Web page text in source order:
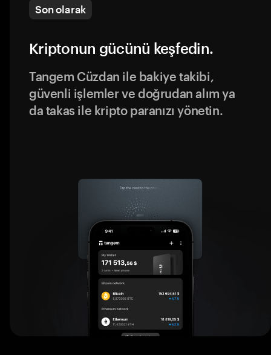
Son olarak
Kriptonun gücünü keşfedin.
Tangem Cüzdan ile bakiye takibi,
güvenli işlemler ve doğrudan alım ya
da takas ile kripto paranızı yönetin.